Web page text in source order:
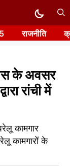
राजनीति
के अवसर
रांची में
कामगार
कामगारों के